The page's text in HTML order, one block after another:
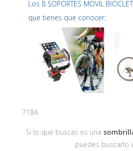
Los 8 SOPORTES MOVIL
que tienes que conocer:
7184
Si lo que buscas es una
puedes buscarlo